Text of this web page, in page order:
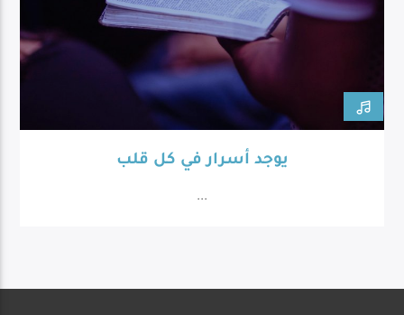
يوجد أسرار في كل قلب
...